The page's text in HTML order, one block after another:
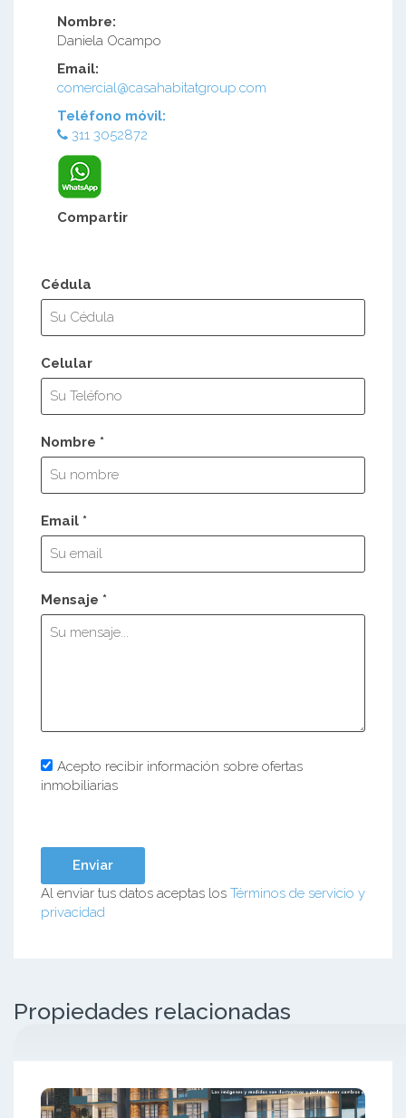
Nombre:
Daniela Ocampo
Email:
comercial@casahabitatgroup.com
Teléfono móvil:
311 3052872
Compartir
Cédula
Celular
Nombre *
Email *
Mensaje *
Acepto recibir información sobre ofertas
inmobiliarias
Al enviar tus datos aceptas los Términos de servicio y
privacidad
Propiedades relacionadas